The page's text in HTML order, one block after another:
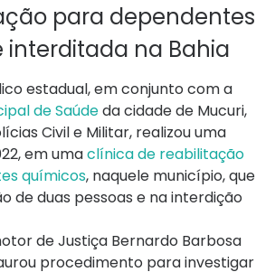
para dependentes
interditada na Bahia
estadual, em conjunto com a
de Saúdeda cidade de Mucuri,
Civil e Militar, realizou uma
em umaclínica de reabilitação
químicos, naquele município, que
de duas pessoas e na interdição
de Justiça Bernardo Barbosa
procedimento para investigar